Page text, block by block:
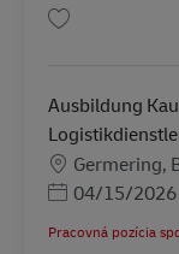
Ausbildung
MiestoGermering,
Posted Date
04/15/2026
Pracovná pozícia